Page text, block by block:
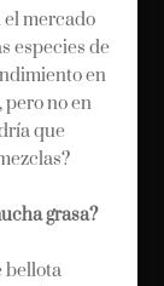
mercado
especies de
en
pero no en
que
grasa?
bellota